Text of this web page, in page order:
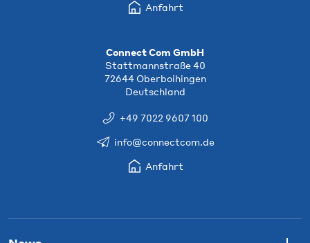
Anfahrt
Connect Com GmbH
Stattmannstraße 40
72644 Oberboihingen
Deutschland
+49 7022 9607 100
info@connectcom.de
Anfahrt